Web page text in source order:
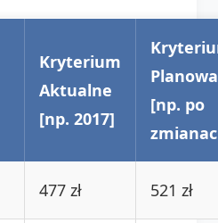
Kryterium
Aktualne
[np. 2017]
[np. po
477 zł 521 zł